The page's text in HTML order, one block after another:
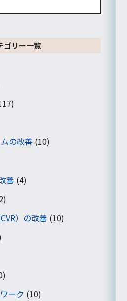
ゴリー一覧
の改善 (10)
善 (4)
）の改善 (10)
ーク (10)